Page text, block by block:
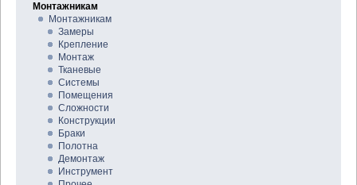
Монтажникам
Монтажникам
Замеры
Крепление
Монтаж
Тканевые
Системы
Помещения
Сложности
Конструкции
Браки
Полотна
Демонтаж
Инструмент